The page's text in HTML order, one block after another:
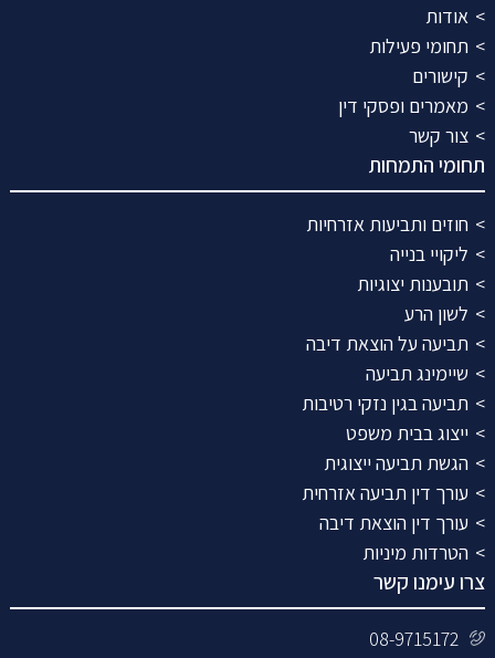
אודות
תחומי פעילות
קישורים
מאמרים ופסקי דין
צור קשר
תחומי התמחות
חוזים ותביעות אזרחיות
ליקויי בנייה
תובענות יצוגיות
לשון הרע
תביעה על הוצאת דיבה
שיימינג תביעה
תביעה בגין נזקי רטיבות
ייצוג בבית משפט
הגשת תביעה ייצוגית
עורך דין תביעה אזרחית
עורך דין הוצאת דיבה
הטרדות מיניות
צרו עימנו קשר
08-9715172